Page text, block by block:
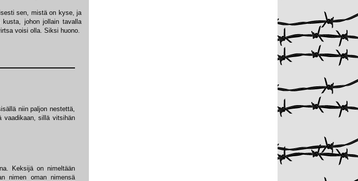
sen, mistä on kyse, ja
johon jollain tavalla
voisi olla. Siksi huono.
niin paljon nestettä,
sillä vitsihän
Keksijä on nimeltään
nimen oman nimensä